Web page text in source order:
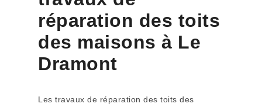
réparation des toits
des maisons à Le
Dramont
Les travaux de réparation des toits des